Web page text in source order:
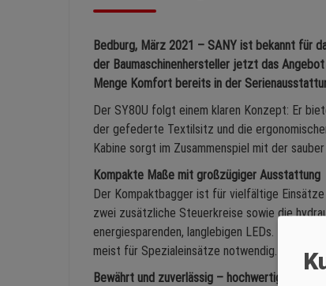
Bedburg, März 2021 – SANY ist bekannt für
der Baumaschinenhersteller jetzt das
Menge Komfort bereits in der
Der SY80U folgt einem klaren Konzept: Er
der gefederte Textilsitz und die
Kabine sorgt im Zusammenspiel mit der
Kompakte Maße mit großzügiger Ausstattung
Der Kompaktbagger ist für vielfältige
zwei zusätzliche Steuerkreise sowie die
energiesparenden, langlebigen LEDs. Zum
meist für Spezialeinsätze notwendig.
Bewährt und zuverlässig – hochwertige